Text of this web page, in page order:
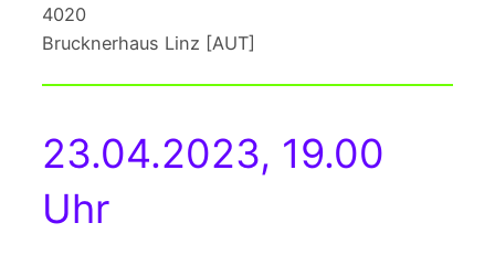
4020
Brucknerhaus Linz [AUT]
23.04.2023, 19.00
Uhr